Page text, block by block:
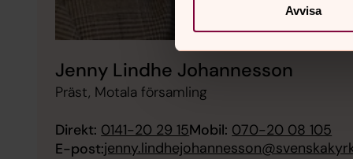
Avvisa
Jenny Lindhe Johannesson
Präst, Motala församling
Direkt: 0141-20 29 15Mobil: 070-20 08 105
E-post: